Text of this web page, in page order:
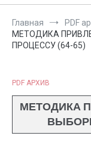
Главная
PDF
МЕТОДИКА
ПРОЦЕССУ (64-65)
PDF АРХИВ
МЕТОДИКА